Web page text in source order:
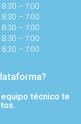
8:30 – 7:00
8:30 – 7:00
8:30 – 7:00
8:30 – 7:00
8:30 – 7:00
técnico te